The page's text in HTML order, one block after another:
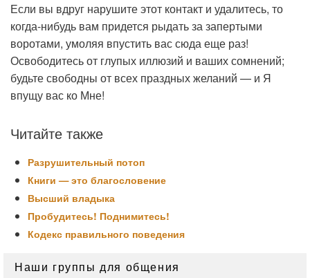
Если вы вдруг нарушите этот контакт и удалитесь, то
когда-нибудь вам придется рыдать за запертыми
воротами, умоляя впустить вас сюда еще раз!
Освободитесь от глупых иллюзий и ваших сомнений;
будьте свободны от всех праздных желаний — и Я
впущу вас ко Мне!
Читайте также
Разрушительный потоп
Книги — это благословение
Высший владыка
Пробудитесь! Поднимитесь!
Кодекс правильного поведения
основной
Наши группы для общения